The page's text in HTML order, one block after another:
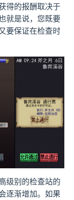
得的报酬取决于
就是说，您既要
要保证在检查时
级别的检查站的
逐渐增加。如果